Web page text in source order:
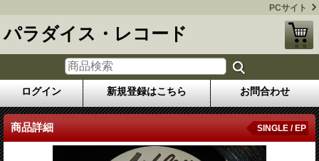
PCサイト
パラダイス・レコード
ログイン 新規登録はこちら お問合わせ
商品詳細 SINGLE / EP